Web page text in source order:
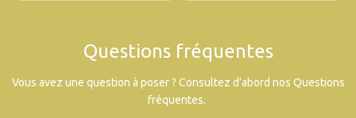
Questions fréquentes
Vous avez une question à poser ? Consultez d’abord nos Questions
fréquentes.